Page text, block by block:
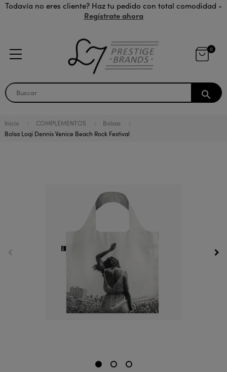
Todavía no eres cliente? Haz tu pedido con total comodidad -
Regístrate ahora
0
search
Inicio COMPLEMENTOS
Bolsas
Bolsa Loqi Dennis Venice Beach Rock Festival